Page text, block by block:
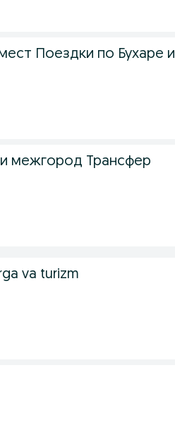
Поездки по Бухаре и
межгород Трансфер
va turizm